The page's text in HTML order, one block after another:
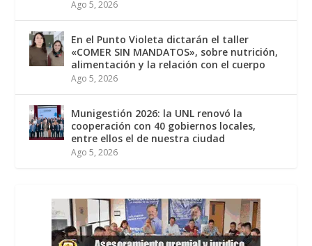
Ago 5, 2026
En el Punto Violeta dictarán el taller
«COMER SIN MANDATOS», sobre nutrición,
alimentación y la relación con el cuerpo
Ago 5, 2026
Munigestión 2026: la UNL renovó la
cooperación con 40 gobiernos locales,
entre ellos el de nuestra ciudad
Ago 5, 2026